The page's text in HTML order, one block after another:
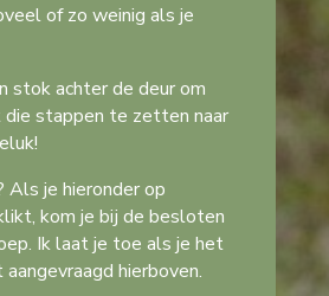
of zo weinig als je
stok achter de deur om
die stappen te zetten naar
Als je hieronder op
kom je bij de besloten
Ik laat je toe als je het
hierboven.